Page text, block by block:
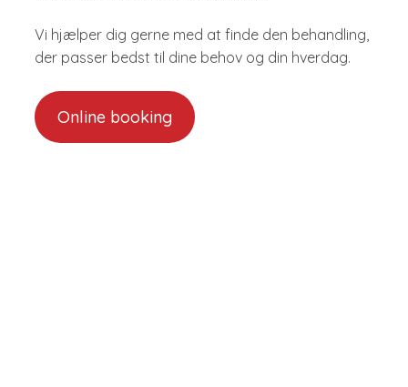
Vi hjælper dig gerne med at finde den behandling,
der passer bedst til dine behov og din hverdag.
Online booking